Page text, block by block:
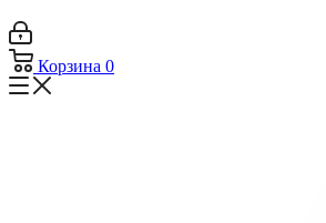
Корзина 0